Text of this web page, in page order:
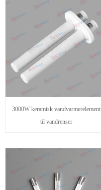
3000W keramisk vandvarmerelement
til vandrenser